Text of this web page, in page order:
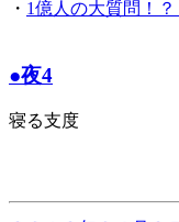
・ 1億人の大質問！？
●夜4
寝る支度